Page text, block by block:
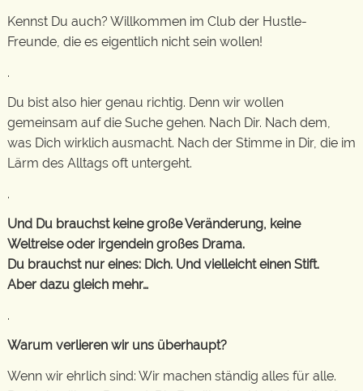
Kennst Du auch? Willkommen im Club der Hustle-
Freunde, die es eigentlich nicht sein wollen!
.
Du bist also hier genau richtig. Denn wir wollen
gemeinsam auf die Suche gehen. Nach Dir. Nach dem,
was Dich wirklich ausmacht. Nach der Stimme in Dir, die im
Lärm des Alltags oft untergeht.
.
Und Du brauchst keine große Veränderung, keine
Weltreise oder irgendein großes Drama.
Du brauchst nur eines: Dich. Und vielleicht einen Stift.
Aber dazu gleich mehr…
.
Warum verlieren wir uns überhaupt?
Wenn wir ehrlich sind: Wir machen ständig alles für alle.